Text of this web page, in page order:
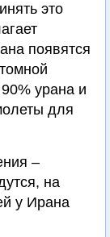
это
появятся
урана и
для
–
на
у Ирана